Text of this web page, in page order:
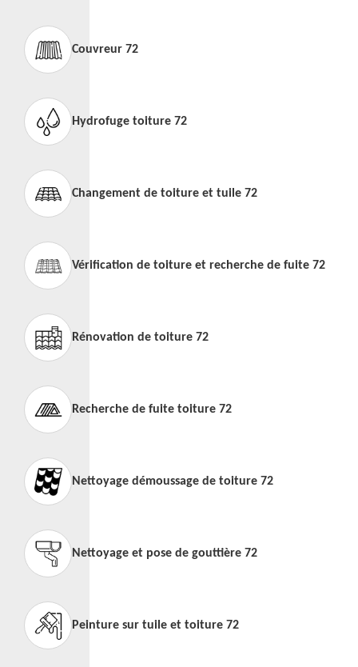
Couvreur 72
Hydrofuge toiture 72
Changement de toiture et tuile 72
Vérification de toiture et recherche de fuite 72
Rénovation de toiture 72
Recherche de fuite toiture 72
Nettoyage démoussage de toiture 72
Nettoyage et pose de gouttière 72
Peinture sur tuile et toiture 72